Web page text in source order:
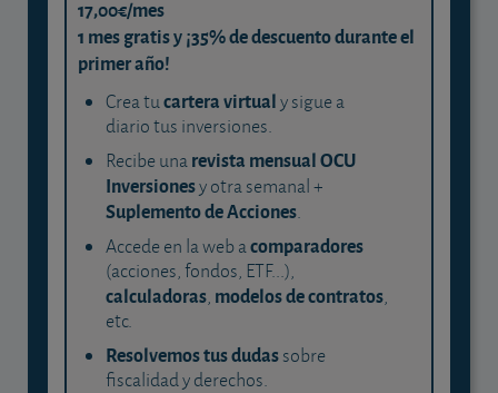
17,00€/mes
1 mes gratis y ¡35% de descuento durante el
primer año!
Crea tucartera virtualy sigue a
diario tus inversiones.
Recibe unarevista mensual OCU
Inversionesy otra semanal +
Suplemento de Acciones.
Accede en la web acomparadores
(acciones, fondos, ETF...),
calculadoras, modelos de contratos,
etc.
Resolvemos tus dudassobre
fiscalidad y derechos.